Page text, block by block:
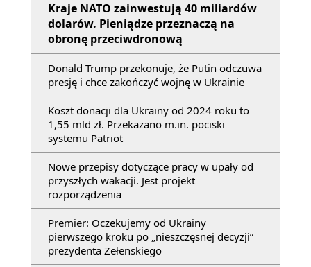
Kraje NATO zainwestują 40 miliardów
dolarów. Pieniądze przeznaczą na
obronę przeciwdronową
Donald Trump przekonuje, że Putin odczuwa
presję i chce zakończyć wojnę w Ukrainie
Koszt donacji dla Ukrainy od 2024 roku to
1,55 mld zł. Przekazano m.in. pociski
systemu Patriot
Nowe przepisy dotyczące pracy w upały od
przyszłych wakacji. Jest projekt
rozporządzenia
Premier: Oczekujemy od Ukrainy
pierwszego kroku po „nieszczęsnej decyzji”
prezydenta Zełenskiego